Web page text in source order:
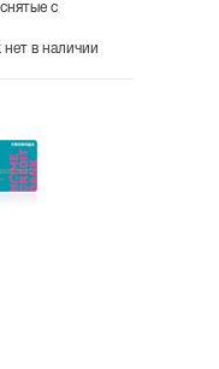
с
в наличии